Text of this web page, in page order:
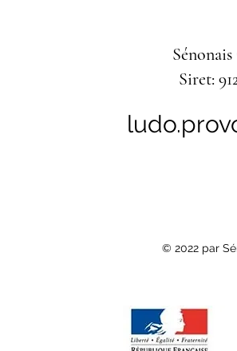
Siret:
© 2022 par